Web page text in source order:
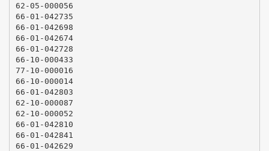
62-05-000056
66-01-042735
66-01-042698
66-01-042674
66-01-042728
66-10-000433
77-10-000016
66-10-000014
66-01-042803
62-10-000087
62-10-000052
66-01-042810
66-01-042841
66-01-042629